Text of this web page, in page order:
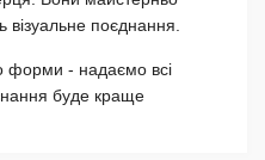
візуальне поєднання.
форми - надаємо всі
буде краще